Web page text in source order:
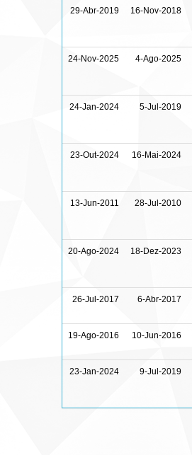
29-Abr-2019 16-Nov-2018
24-Nov-2025 4-Ago-2025
24-Jan-2024 5-Jul-2019
23-Out-2024 16-Mai-2024
13-Jun-2011 28-Jul-2010
20-Ago-2024 18-Dez-2023
26-Jul-2017 6-Abr-2017
19-Ago-2016 10-Jun-2016
23-Jan-2024 9-Jul-2019